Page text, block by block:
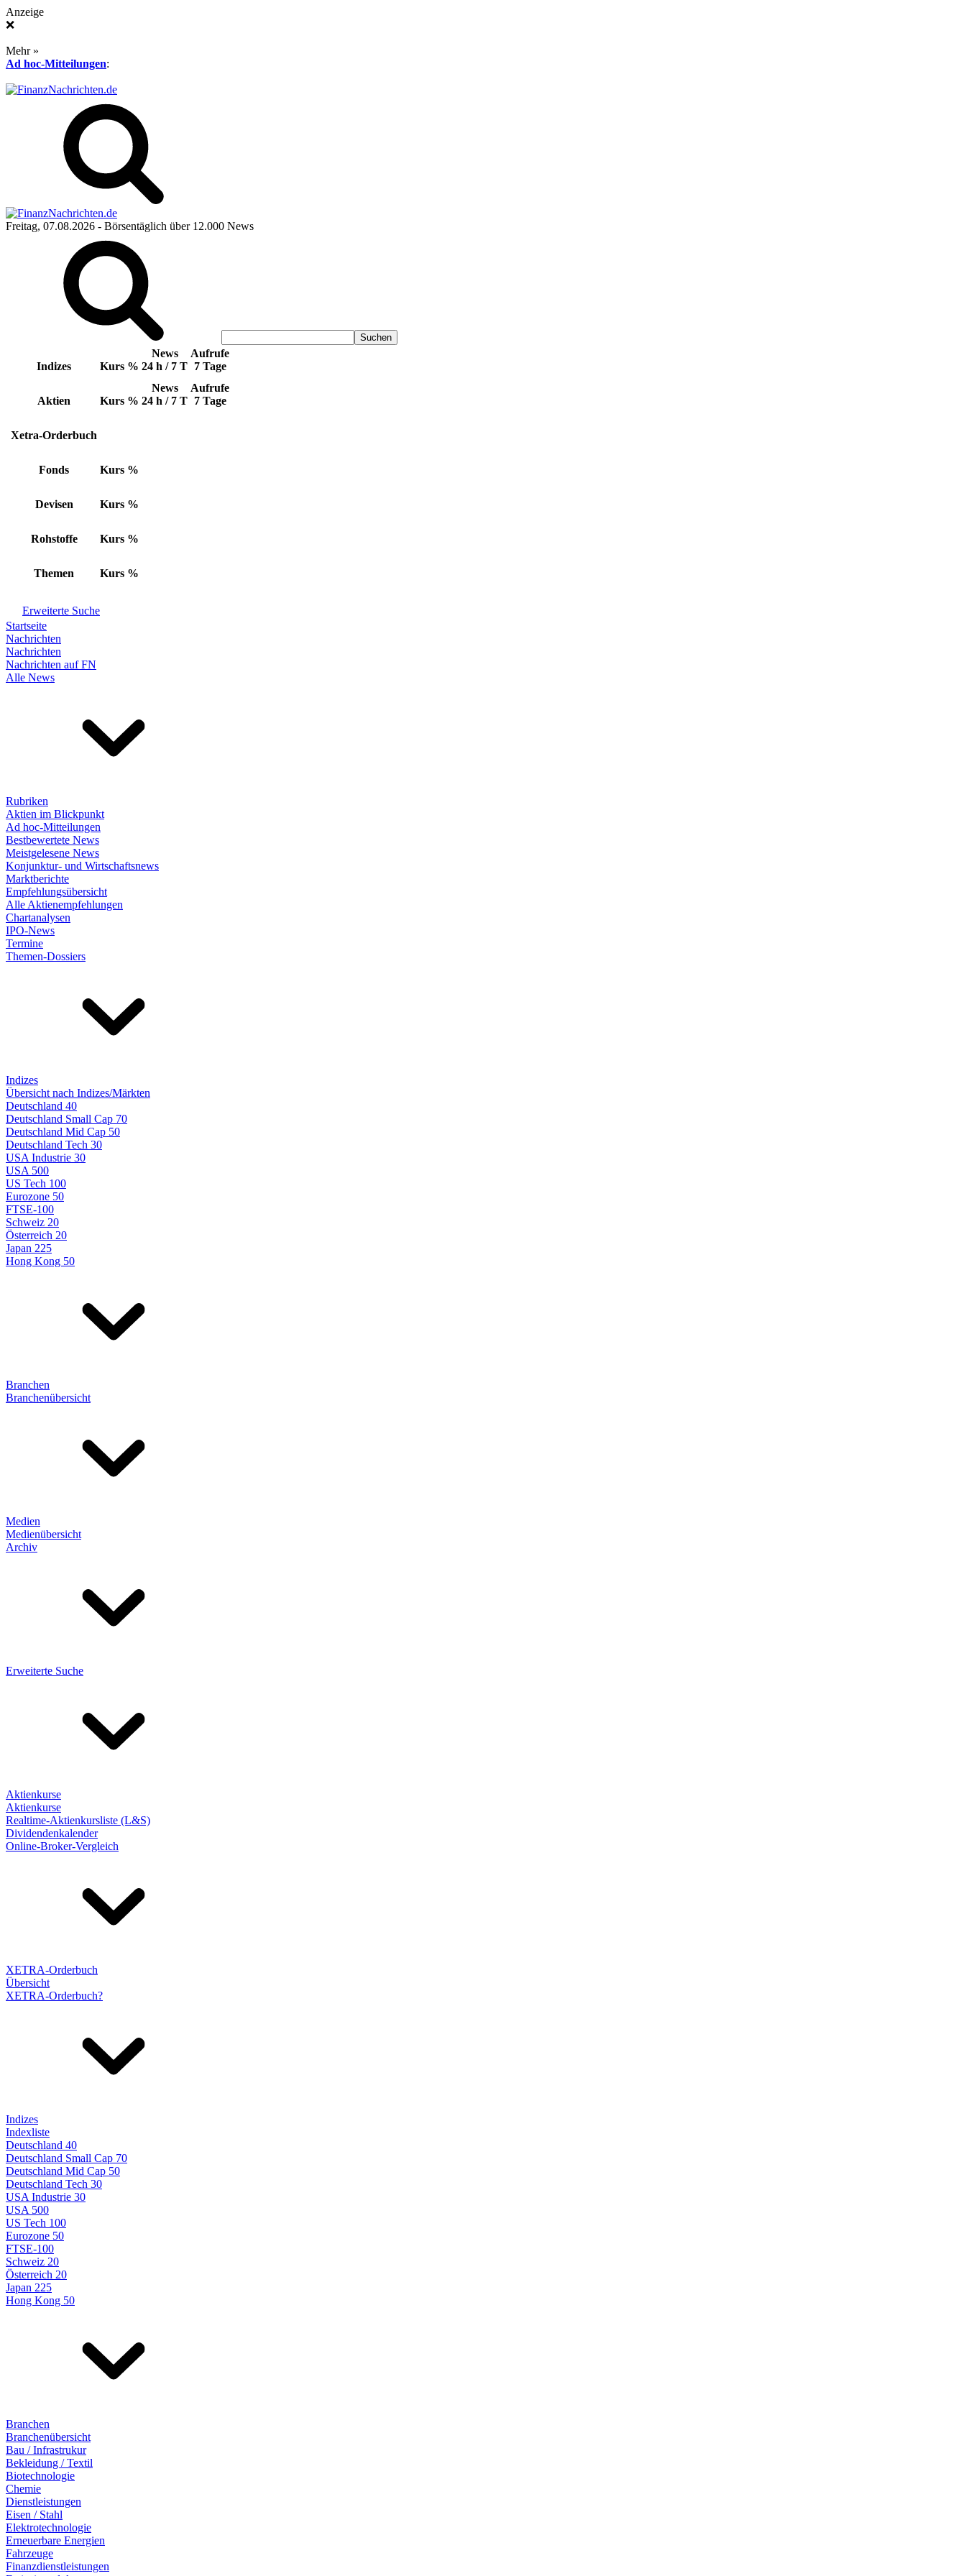
Anzeige
❌
Mehr »
Ad hoc-Mitteilungen:
Freitag, 07.08.2026 - Börsentäglich über 12.000 News
Indizes Kurs %
News
24 h / 7 T
Aufrufe
7 Tage
Aktien Kurs %
News
24 h / 7 T
Aufrufe
7 Tage
Xetra-Orderbuch
Fonds Kurs %
Devisen Kurs %
Rohstoffe Kurs %
Themen Kurs %
Erweiterte Suche
Startseite
Nachrichten
Nachrichten
Nachrichten auf FN
Alle News
Rubriken
Aktien im Blickpunkt
Ad hoc-Mitteilungen
Bestbewertete News
Meistgelesene News
Konjunktur- und Wirtschaftsnews
Marktberichte
Empfehlungsübersicht
Alle Aktienempfehlungen
Chartanalysen
IPO-News
Termine
Themen-Dossiers
Indizes
Übersicht nach Indizes/Märkten
Deutschland 40
Deutschland Small Cap 70
Deutschland Mid Cap 50
Deutschland Tech 30
USA Industrie 30
USA 500
US Tech 100
Eurozone 50
FTSE-100
Schweiz 20
Österreich 20
Japan 225
Hong Kong 50
Branchen
Branchenübersicht
Medien
Medienübersicht
Archiv
Erweiterte Suche
Aktienkurse
Aktienkurse
Realtime-Aktienkursliste (L&S)
Dividendenkalender
Online-Broker-Vergleich
XETRA-Orderbuch
Übersicht
XETRA-Orderbuch?
Indizes
Indexliste
Deutschland 40
Deutschland Small Cap 70
Deutschland Mid Cap 50
Deutschland Tech 30
USA Industrie 30
USA 500
US Tech 100
Eurozone 50
FTSE-100
Schweiz 20
Österreich 20
Japan 225
Hong Kong 50
Branchen
Branchenübersicht
Bau / Infrastrukur
Bekleidung / Textil
Biotechnologie
Chemie
Dienstleistungen
Eisen / Stahl
Elektrotechnologie
Erneuerbare Energien
Fahrzeuge
Finanzdienstleistungen